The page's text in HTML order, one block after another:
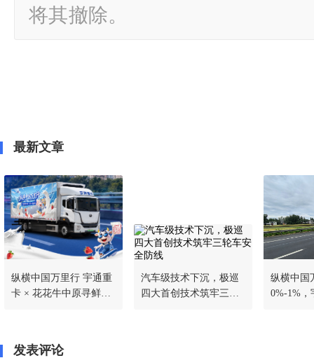
将其撤除。
最新文章
纵横中国万里行 宇通重
卡 × 花花牛中原寻鲜之
汽车级技术下沉，极巡
四大首创技术筑牢三轮
纵横中国
0%-1%，
发表评论